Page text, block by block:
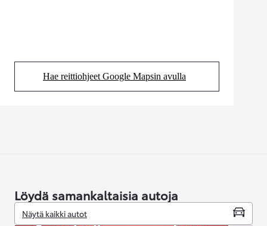
Hae reittiohjeet Google Mapsin avulla
(Aukeaa uudessa välilehdessä)
Löydä samankaltaisia autoja
Näytä kaikki autot